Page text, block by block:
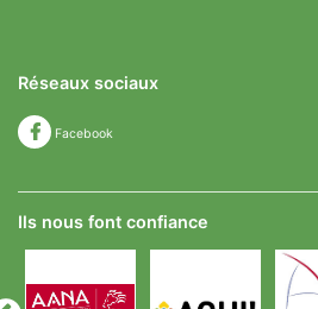
Réseaux sociaux
Facebook
Ils nous font confiance